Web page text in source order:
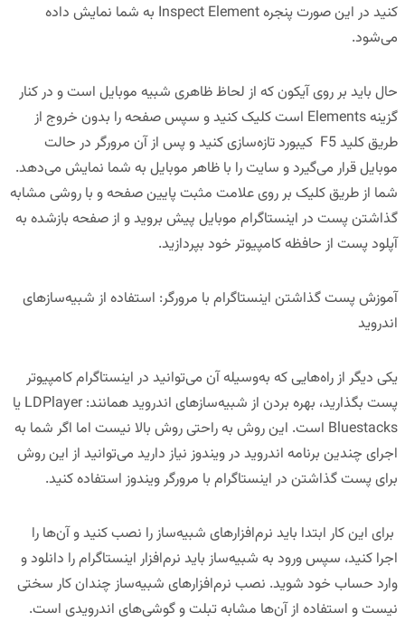
کنید در این صورت پنجره Inspect Element به شما نمایش داده
می‌شود.
حال باید بر روی آیکون که از لحاظ ظاهری شبیه موبایل است و در کنار
گزینه Elements است کلیک کنید و سپس صفحه را بدون خروج از
طریق کلید F5 کیبورد تازه‌سازی کنید و پس از آن مرورگر در حالت
موبایل قرار می‌گیرد و سایت را با ظاهر موبایل به شما نمایش می‌دهد.
شما از طریق کلیک بر روی علامت مثبت پایین صفحه و با روشی مشابه
گذاشتن پست در اینستاگرام موبایل پیش بروید و از صفحه بازشده به
آپلود پست از حافظه کامپیوتر خود بپردازید.
آموزش پست گذاشتن اینستاگرام با مرورگر: استفاده از شبیه‌سازهای
اندروید
یکی دیگر از راه‌هایی که به‌وسیله آن می‌توانید در اینستاگرام کامپیوتر
پست بگذارید، بهره بردن از شبیه‌سازهای اندروید همانند: LDPlayer یا
Bluestacks است. این روش به راحتی روش بالا نیست اما اگر شما به
اجرای چندین برنامه اندروید در ویندوز نیاز دارید می‌توانید از این روش
برای پست گذاشتن در اینستاگرام با مرورگر ویندوز استفاده کنید.
برای این کار ابتدا باید نرم‌افزارهای شبیه‌ساز را نصب کنید و آن‌ها را
اجرا کنید، سپس ورود به شبیه‌ساز باید نرم‌افزار اینستاگرام را دانلود و
وارد حساب خود شوید. نصب نرم‌افزارهای شبیه‌ساز چندان کار سختی
نیست و استفاده از آن‌ها مشابه تبلت و گوشی‌های اندرویدی است.